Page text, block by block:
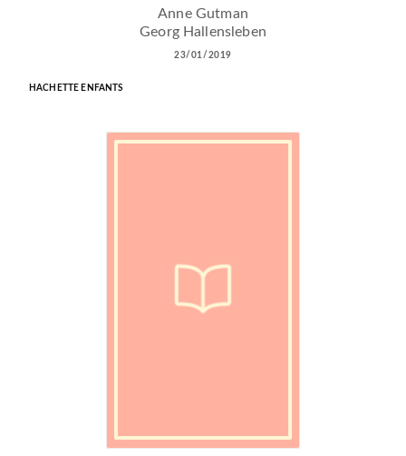
Anne Gutman
Georg Hallensleben
23/01/2019
HACHETTE ENFANTS